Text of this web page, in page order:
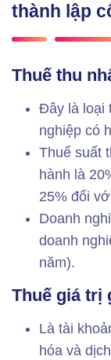
thành lập
Thuế thu
Đây là loại
nghiệp có
Thuế suất
hành là
25% đối
Doanh
doanh
năm).
Thuế giá trị
Là tài
hóa và